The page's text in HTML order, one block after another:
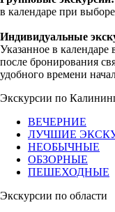
в календаре при
Индивидуальные
Указанное в
после бронирования
удобного времени
Экскурсии по
ВЕЧЕРНИЕ
ЛУЧШИЕ
НЕОБЫЧНЫЕ
ОБЗОРНЫЕ
ПЕШЕХОДНЫЕ
Экскурсии по области